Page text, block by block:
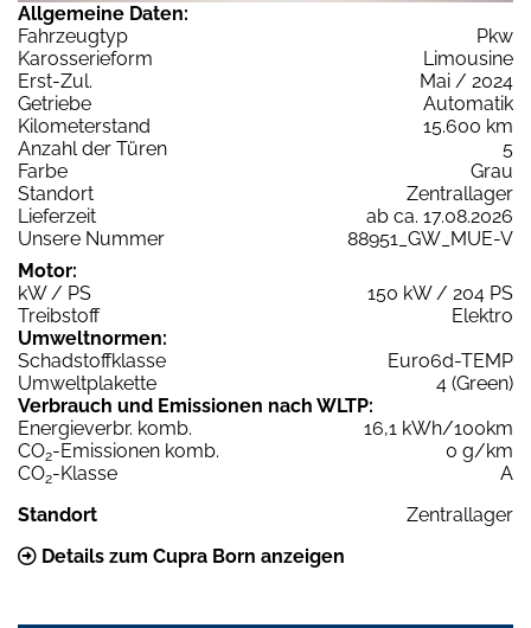
Allgemeine Daten:
Fahrzeugtyp
Pkw
Karosserieform
Limousine
Erst-Zul.
Mai / 2024
Getriebe
Automatik
Kilometerstand
15.600 km
Anzahl der Türen
5
Farbe
Grau
Standort
Zentrallager
Lieferzeit
ab ca. 17.08.2026
Unsere Nummer
88951_GW_MUE-V
Motor:
kW / PS
150 kW / 204 PS
Treibstoff
Elektro
Umweltnormen:
Schadstoffklasse
Euro6d-TEMP
Umweltplakette
4 (Green)
Verbrauch und Emissionen nach WLTP:
Energieverbr. komb.
16,1 kWh/100km
CO2-Emissionen komb.
0 g/km
CO2-Klasse
A
Standort
Zentrallager
Details zum Cupra Born anzeigen